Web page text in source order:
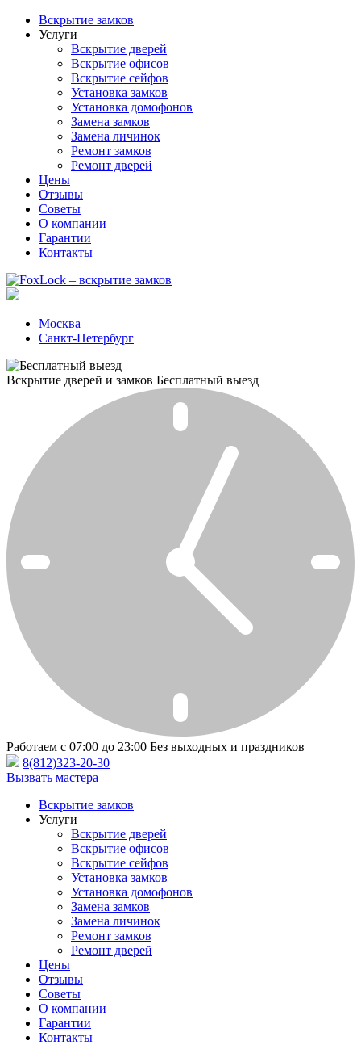
Вскрытие замков
Услуги
Вскрытие дверей
Вскрытие офисов
Вскрытие сейфов
Установка замков
Установка домофонов
Замена замков
Замена личинок
Ремонт замков
Ремонт дверей
Цены
Отзывы
Советы
О компании
Гарантии
Контакты
Москва
Санкт-Петербург
Вскрытие дверей и замков Бесплатный выезд
Работаем с 07:00 до 23:00 Без выходных и праздников
8(812)323-20-30
Вызвать мастера
Вскрытие замков
Услуги
Вскрытие дверей
Вскрытие офисов
Вскрытие сейфов
Установка замков
Установка домофонов
Замена замков
Замена личинок
Ремонт замков
Ремонт дверей
Цены
Отзывы
Советы
О компании
Гарантии
Контакты